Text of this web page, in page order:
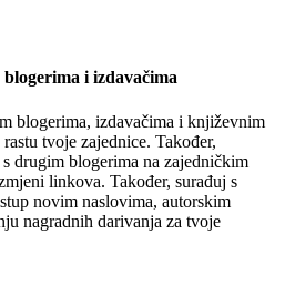
i izdavačima
blogerima, izdavačima i književnim
tvoje zajednice. Također,
drugim blogerima na zajedničkim
linkova. Također, surađuj s
novim naslovima, autorskim
nagradnih darivanja za tvoje